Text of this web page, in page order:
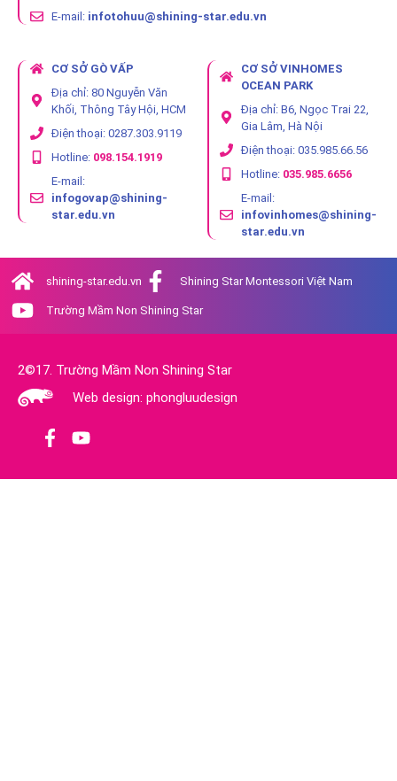
E-mail: infotohuu@shining-star.edu.vn
CƠ SỞ GÒ VẤP
Địa chỉ: 80 Nguyễn Văn
Khối, Thông Tây Hội, HCM
Điện thoại: 0287.303.9119
Hotline: 098.154.1919
E-mail:
infogovap@shining-
star.edu.vn
CƠ SỞ VINHOMES
OCEAN PARK
Địa chỉ: B6, Ngọc Trai 22,
Gia Lâm, Hà Nội
Điện thoại: 035.985.66.56
Hotline: 035.985.6656
E-mail:
infovinhomes@shining-
star.edu.vn
shining-star.edu.vn Shining Star Montessori Việt Nam
Trường Mầm Non Shining Star
2©17. Trường Mầm Non Shining Star
Web design: phongluudesign